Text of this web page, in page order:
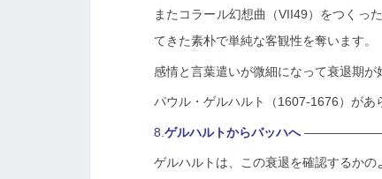
またコラール幻想曲（VII49）をつくった
てきた素朴で単純な客観性を奪います。
感情と言葉遣いが微細になって衰退期が
パウル・ゲルハルト（1607-1676）があ
8. ゲルハルトからバッハへ
ゲルハルトは、この衰退を確認するかの